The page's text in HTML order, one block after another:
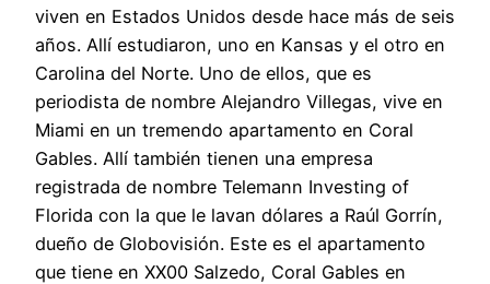
viven en Estados Unidos desde hace más de seis
años. Allí estudiaron, uno en Kansas y el otro en
Carolina del Norte. Uno de ellos, que es
periodista de nombre Alejandro Villegas, vive en
Miami en un tremendo apartamento en Coral
Gables. Allí también tienen una empresa
registrada de nombre Telemann Investing of
Florida con la que le lavan dólares a Raúl Gorrín,
dueño de Globovisión. Este es el apartamento
que tiene en XX00 Salzedo, Coral Gables en